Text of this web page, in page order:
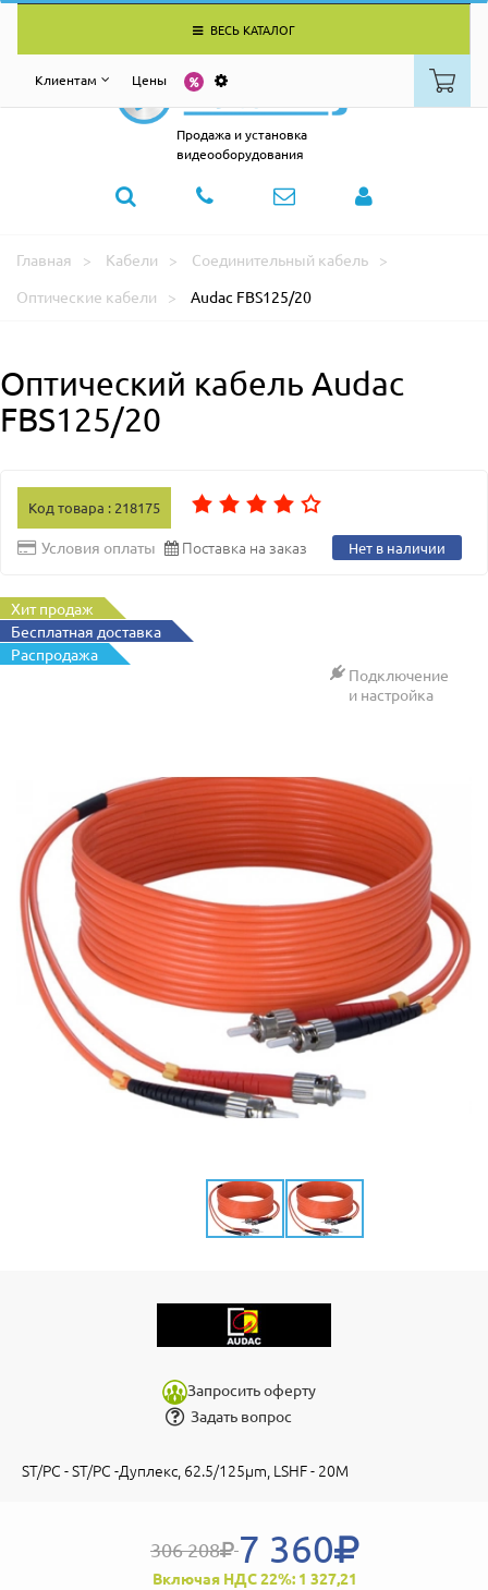
ВЕСЬ КАТАЛОГ
Клиентам Цены
Продажа и установка
видеооборудования
Главная Кабели
Соединительный кабель
Оптические кабели
Audac FBS125/20
Оптический кабель Audac
FBS125/20
Код товара : 218175
Условия оплаты Поставка на заказ Нет в наличии
Хит продаж
Бесплатная доставка
Распродажа
Подключение
и настройка
Запросить оферту
Задать вопрос
ST/PC - ST/PC -Дуплекс, 62.5/125µm, LSHF - 20M
306 208 7 360
Включая НДС 22%: 1 327,21